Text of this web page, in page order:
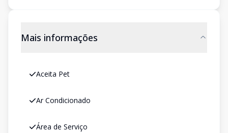
Mais informações
Aceita Pet
Ar Condicionado
Área de Serviço